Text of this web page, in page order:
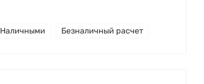
Наличными Безналичный расчет